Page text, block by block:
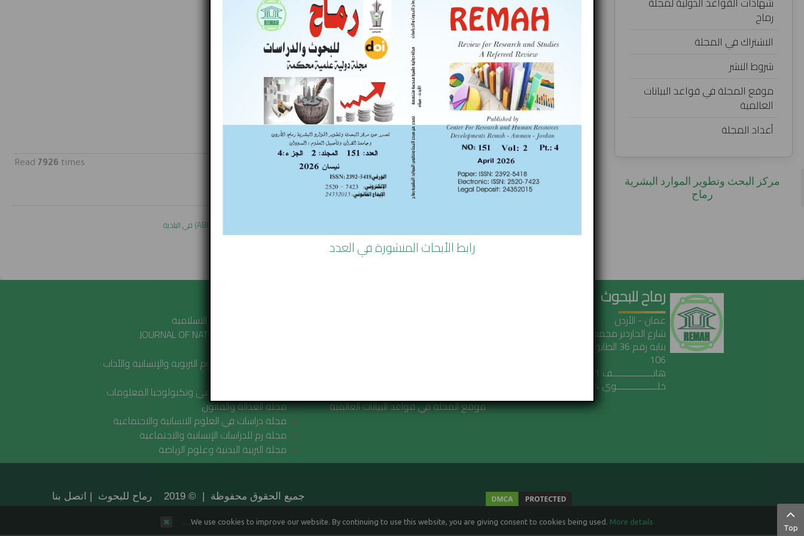
رماح
الاشتراك في المجلة
شروط النشر
موقع المجلة في قواعد البيانات
العالمية
أعداد المجلة
‎مركز البحث وتطوير الموارد البشرية
رماح‎
وسائل التهدئة المرورية وأثرها في الحدّ من الحوادث المرورية
المهندسة غدير علي العبابسه
بلدية مادبا الكبرى
تحميل البحث
Read 7926 times
العدد الرابع والسبعون الجزء السابع - الأبحاث المنشورة
رماح للبحوث
عمان - الأردن
شارع الجاردنز مجمع خلف
بناية رقم 36 الطابق الأول مكتب رقم
106
هاتـــــــــــــــــف 5153561 6 962 00
خلـــــــــــــــــوي 9424774 79 962 00
موقع المجلة في قواعد البيانات العالمية
مجلة دراسات العلوم الاسلامية
JOURNAL OF NATURAL AND APPLIED
مجلة أبحاث في العلوم التربوية والإنسانية والآداب
مجلة الذكاء الاصطناعي وتكنولوجيا المعلومات
مجلة العدالة والقانون
مجلة دراسات في العلوم الانسانية والاجتماعية
مجلة رم للدراسات الإنسانية والاجتماعية
مجلة التربية البدنية وعلوم الرياضة
جميع الحقوق محفوظة | © 2019 رماح للبحوث | اتصل بنا
Top
We use cookies to improve our website. By continuing to use this website, you are giving consent to cookies being used. More details…
رابط الأبحاث المنشورة في العدد